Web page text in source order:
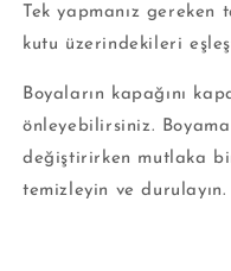
Tek yapmanız
kutu üzerindekileri
Boyaların kapağını
önleyebilirsiniz.
değiştirirken mutlaka
temizleyin ve durulayın.